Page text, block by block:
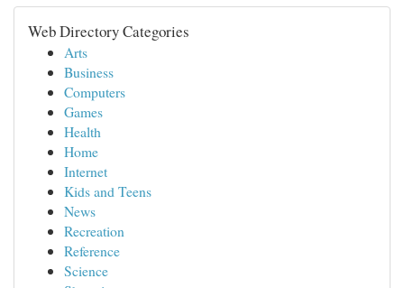
Web Directory Categories
Arts
Business
Computers
Games
Health
Home
Internet
Kids and Teens
News
Recreation
Reference
Science